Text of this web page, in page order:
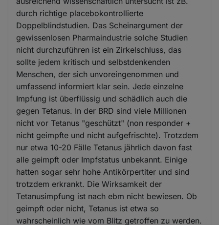
durch richtige placebokontrollierte
Doppelblindstudien. Das Scheinargument der
gewissenlosen Pharmaindustrie solche Studien
nicht durchzuführen ist ein Zirkelschluss, das
sollte jedem kritisch und selbstdenkenden
Menschen, der sich unvoreingenommen und
umfassend informiert klar sein. Jede einzelne
Impfung ist überflüssig und schädlich auch die
gegen Tetanus. In der BRD sind viele Millionen
nicht vor Tetanus "geschützt" (non responder +
nicht geimpfte und nicht aufgefrischte). Trotzdem
nur etwa 10-20 Fälle Tetanus jährlich davon fast
alle geimpft oder Impfstatus unbekannt. Einige
hatten sogar sehr hohe Antikörpertiter und sind
trotzdem erkrankt. Die Wirksamkeit der
Tetanusimpfung ist nach ebm nicht bewiesen. Ob
geimpft oder nicht, Tetanus ist etwa so
wahrscheinlich wie vom Blitz getroffen zu werden.